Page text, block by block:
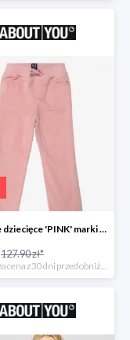
Spodnie dziecięce 'PINK' marki GAP -71%
127.90 zł*